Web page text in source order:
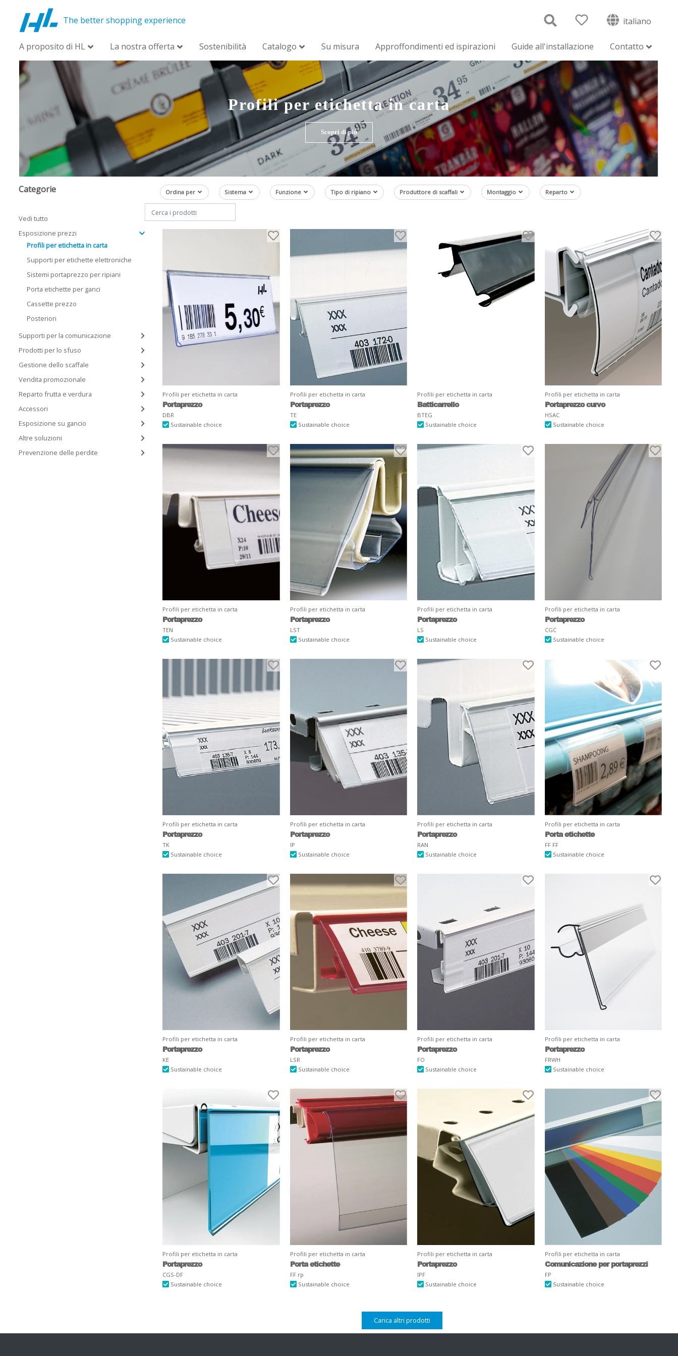
The better shopping experience italiano
A proposito di HL La nostra offerta Sostenibilità Catalogo Su misura Approffondimenti ed ispirazioni Guide all'installazione Contatto
Profili per etichetta in carta
Scopri di più
Categorie
Vedi tutto
Esposizione prezzi
Profili per etichetta in carta
Supporti per etichette elettroniche
Sistemi portaprezzo per ripiani
Porta etichette per ganci
Cassette prezzo
Posteriori
Supporti per la comunicazione
Prodotti per lo sfuso
Gestione dello scaffale
Vendita promozionale
Reparto frutta e verdura
Accessori
Esposizione su gancio
Altre soluzioni
Prevenzione delle perdite
Ordina per Sistema Funzione Tipo di ripiano Produttore di scaffali Montaggio Reparto
Profili per etichetta in carta
Portaprezzo
DBR
Sustainable choice
Profili per etichetta in carta
Portaprezzo
TE
Sustainable choice
Profili per etichetta in carta
Batticarrello
BTEG
Sustainable choice
Profili per etichetta in carta
Portaprezzo curvo
HSAC
Sustainable choice
Profili per etichetta in carta
Portaprezzo
TEN
Sustainable choice
Profili per etichetta in carta
Portaprezzo
LST
Sustainable choice
Profili per etichetta in carta
Portaprezzo
LS
Sustainable choice
Profili per etichetta in carta
Portaprezzo
CGC
Sustainable choice
Profili per etichetta in carta
Portaprezzo
TK
Sustainable choice
Profili per etichetta in carta
Portaprezzo
IP
Sustainable choice
Profili per etichetta in carta
Portaprezzo
RAN
Sustainable choice
Profili per etichetta in carta
Porta etichette
FF FF
Sustainable choice
Profili per etichetta in carta
Portaprezzo
KE
Sustainable choice
Profili per etichetta in carta
Portaprezzo
LSR
Sustainable choice
Profili per etichetta in carta
Portaprezzo
FO
Sustainable choice
Profili per etichetta in carta
Portaprezzo
FRWH
Sustainable choice
Profili per etichetta in carta
Portaprezzo
CGS-DF
Sustainable choice
Profili per etichetta in carta
Porta etichette
FF rp
Sustainable choice
Profili per etichetta in carta
Portaprezzo
IPF
Sustainable choice
Profili per etichetta in carta
Comunicazione per portaprezzi
FP
Sustainable choice
Carica altri prodotti